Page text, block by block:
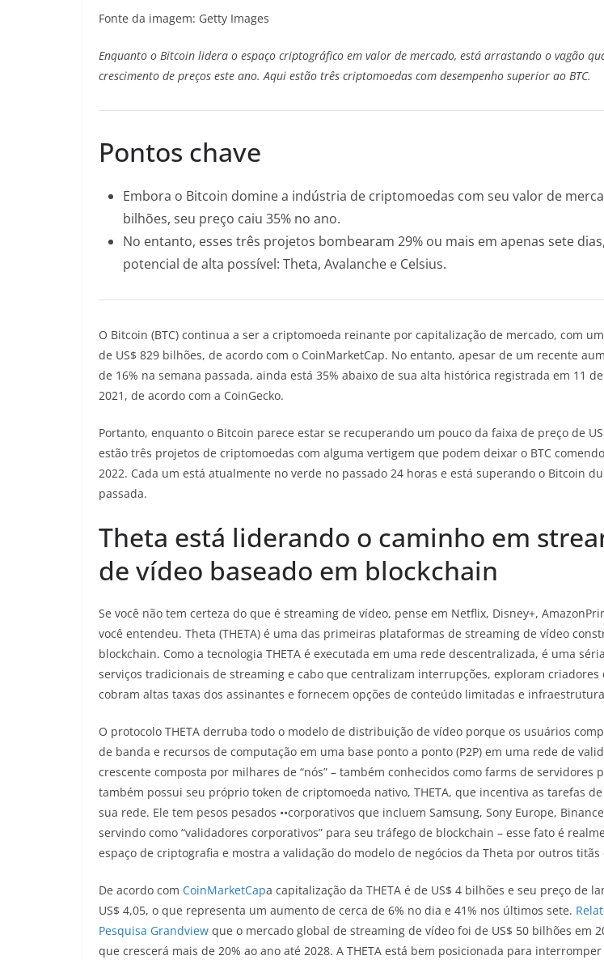
Fonte da imagem: Getty Images
Enquanto o Bitcoin lidera o espaço criptográfico em valor de mercado, está arrastando o vagão
crescimento de preços este ano. Aqui estão três criptomoedas com desempenho superior ao BTC.
Pontos chave
Embora o Bitcoin domine a indústria de criptomoedas com seu valor de
bilhões, seu preço caiu 35% no ano.
No entanto, esses três projetos bombearam 29% ou mais em apenas sete
potencial de alta possível: Theta, Avalanche e Celsius.
O Bitcoin (BTC) continua a ser a criptomoeda reinante por capitalização de mercado, com
de US$ 829 bilhões, de acordo com o CoinMarketCap. No entanto, apesar de um recente
de 16% na semana passada, ainda está 35% abaixo de sua alta histórica registrada em 11
2021, de acordo com a CoinGecko.
Portanto, enquanto o Bitcoin parece estar se recuperando um pouco da faixa de preço de
estão três projetos de criptomoedas com alguma vertigem que podem deixar o BTC
2022. Cada um está atualmente no verde no passado 24 horas e está superando o Bitcoin
passada.
Theta está liderando o caminho em
de vídeo baseado em blockchain
Se você não tem certeza do que é streaming de vídeo, pense em Netflix, Disney+,
você entendeu. Theta (THETA) é uma das primeiras plataformas de streaming de vídeo
blockchain. Como a tecnologia THETA é executada em uma rede descentralizada, é uma
serviços tradicionais de streaming e cabo que centralizam interrupções, exploram criadores
cobram altas taxas dos assinantes e fornecem opções de conteúdo limitadas e
O protocolo THETA derruba todo o modelo de distribuição de vídeo porque os usuários
de banda e recursos de computação em uma base ponto a ponto (P2P) em uma rede de
crescente composta por milhares de “nós” – também conhecidos como farms de servidores
também possui seu próprio token de criptomoeda nativo, THETA, que incentiva as tarefas
sua rede. Ele tem pesos pesados ••corporativos que incluem Samsung, Sony Europe,
servindo como “validadores corporativos” para seu tráfego de blockchain – esse fato é
espaço de criptografia e mostra a validação do modelo de negócios da Theta por outros titãs
De acordo com CoinMarketCapa capitalização da THETA é de US$ 4 bilhões e seu preço de
US$ 4,05, o que representa um aumento de cerca de 6% no dia e 41% nos últimos sete.
Pesquisa Grandview que o mercado global de streaming de vídeo foi de US$ 50 bilhões em
que crescerá mais de 20% ao ano até 2028. A THETA está bem posicionada para